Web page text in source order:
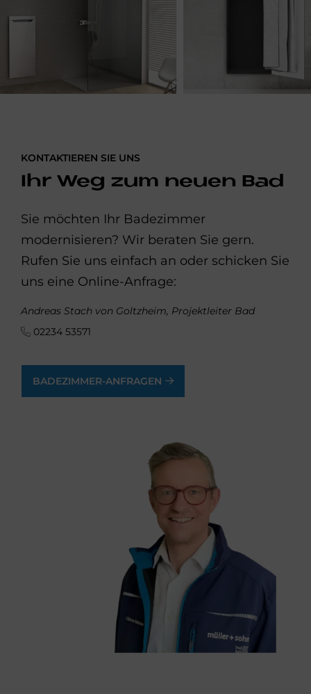
KONTAKTIEREN SIE UNS
Ihr Weg zum neuen Bad
Sie möchten Ihr Badezimmer
modernisieren? Wir beraten Sie gern.
Rufen Sie uns einfach an oder schicken Sie
uns eine Online-Anfrage:
Andreas Stach von Goltzheim, Projektleiter Bad
02234 53571
BADEZIMMER-ANFRAGEN